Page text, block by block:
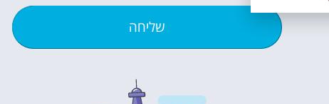
שליחה